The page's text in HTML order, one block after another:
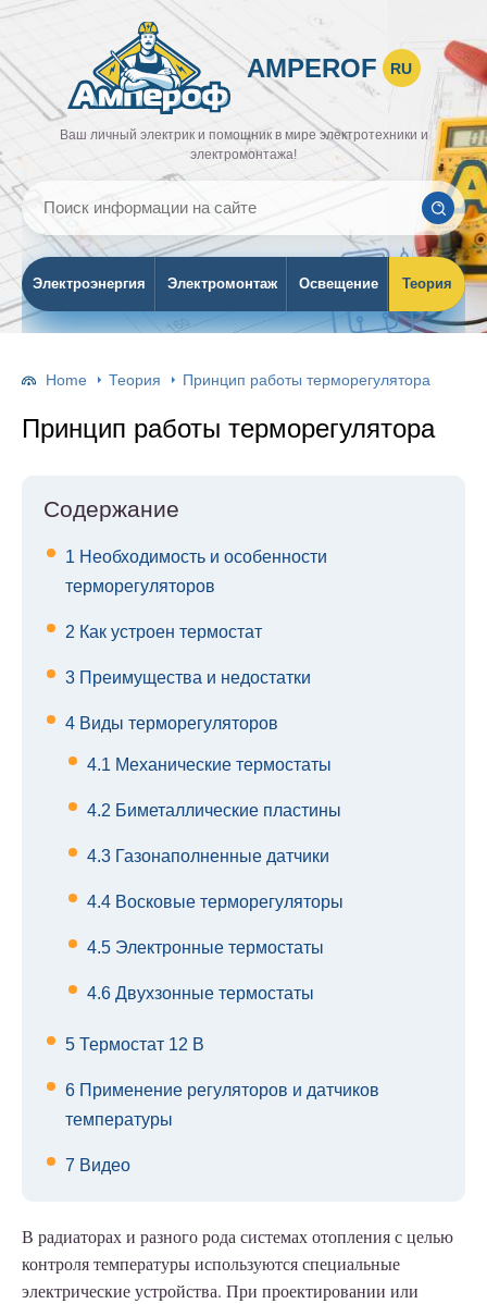
AMPEROF RU
Ваш личный электрик и помощник в мире электротехники и
электромонтажа!
Электроэнергия Электромонтаж Освещение Теория
Home Теория Принцип работы терморегулятора
Принцип работы терморегулятора
Содержание
1 Необходимость и особенности
терморегуляторов
2 Как устроен термостат
3 Преимущества и недостатки
4 Виды терморегуляторов
4.1 Механические термостаты
4.2 Биметаллические пластины
4.3 Газонаполненные датчики
4.4 Восковые терморегуляторы
4.5 Электронные термостаты
4.6 Двухзонные термостаты
5 Термостат 12 В
6 Применение регуляторов и датчиков
температуры
7 Видео
В радиаторах и разного рода системах отопления с целью
контроля температуры используются специальные
электрические устройства. При проектировании или